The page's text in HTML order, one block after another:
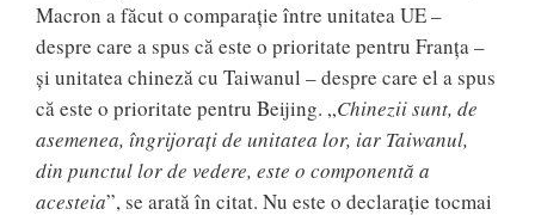
Macron a făcut o comparație între unitatea UE –
despre care a spus că este o prioritate pentru Franța –
și unitatea chineză cu Taiwanul – despre care el a spus
că este o prioritate pentru Beijing. „Chinezii sunt, de
asemenea, îngrijorați de unitatea lor, iar Taiwanul,
din punctul lor de vedere, este o componentă a
acesteia”, se arată în citat. Nu este o declarație tocmai